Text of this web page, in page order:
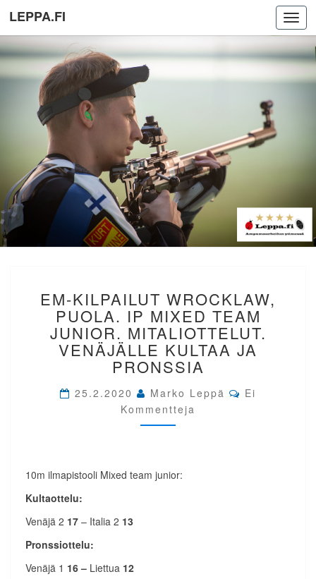
LEPPA.FI
KILPAILUT
WROCKLAW,
PUOLA.
IP
MIXED
TEAM
MITALIOTTELUT.
VENÄJÄLLE
KULTAA
EM-KILPAILUT WROCKLAW,
PUOLA. IP MIXED TEAM
JUNIOR. MITALIOTTELUT.
VENÄJÄLLE KULTAA JA
PRONSSIA
25.2.2020 Marko Leppä Comments
Ei
Kommentteja
10m ilmapistooli Mixed team junior:
Kultaottelu:
Venäjä 2 17 – Italia 2 13
Pronssiottelu:
Venäjä 1 16 – Liettua 12